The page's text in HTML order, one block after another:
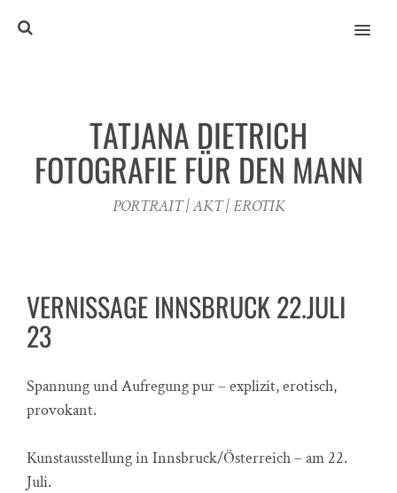
MENU
TATJANA DIETRICH
FOTOGRAFIE FÜR DEN MANN
PORTRAIT | AKT | EROTIK
VERNISSAGE INNSBRUCK 22.JULI
23
Spannung und Aufregung pur – explizit, erotisch,
provokant.
Kunstausstellung in Innsbruck/Österreich – am 22.
Juli.